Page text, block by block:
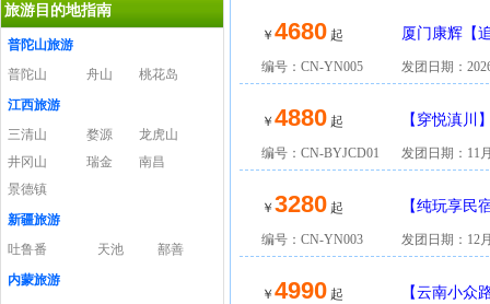
旅游目的地指南
普陀山旅游
普陀山
舟山
桃花岛
江西旅游
三清山
婺源
龙虎山
井冈山
瑞金
南昌
景德镇
新疆旅游
吐鲁番
天池
鄯善
内蒙旅游
￥ 4680 起 厦门康辉【
编号：CN-YN005 发团日期：
￥ 4880 起 【穿悦滇川
编号：CN-BYJCD01 发团日期：11
￥ 3280 起
【纯玩享民
（玉龙雪山
编号：CN-YN003 发团日期：12
￥ 4990 起
【云南小众